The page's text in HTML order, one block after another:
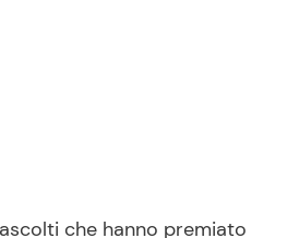
che hanno premiato